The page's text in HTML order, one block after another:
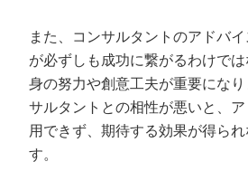
また、コンサルタントのアドバ
が必ずしも成功に繋がるわけで
身の努力や創意工夫が重要にな
サルタントとの相性が悪いと、
用できず、期待する効果が得ら
す。